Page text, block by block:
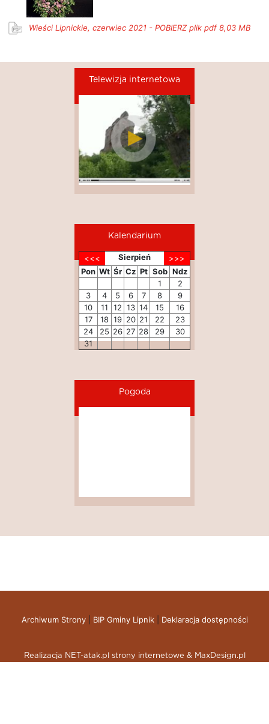
Wieści Lipnickie, czerwiec 2021 - POBIERZ plik pdf 8,03 MB
Telewizja internetowa
Kalendarium
Sierpień
Pon Wt Śr Cz Pt Sob Ndz
1
2
3
4 5 6 7 8
9
10
11 12 13 14 15
16
17
18 19 20 21 22
23
24
25 26 27 28 29
30
31
Pogoda
skup aut gdynia
Archiwum Strony| BIP Gminy Lipnik| Deklaracja dostępności
Realizacja NET-atak.pl strony internetowe & MaxDesign.pl